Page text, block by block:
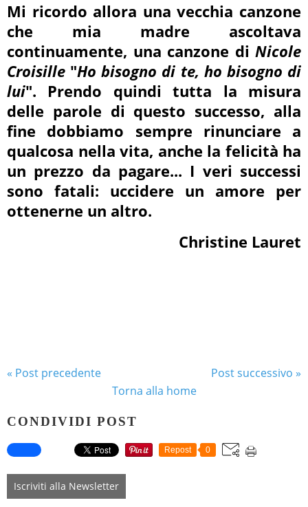
Mi ricordo allora una vecchia canzone
che mia madre ascoltava
continuamente, una canzone di Nicole
Croisille "Ho bisogno di te, ho bisogno di
lui". Prendo quindi tutta la misura
delle parole di questo successo, alla
fine dobbiamo sempre rinunciare a
qualcosa nella vita, anche la felicità ha
un prezzo da pagare... I veri successi
sono fatali: uccidere un amore per
ottenerne un altro.
Christine Lauret
« Post precedente
Post successivo »
Torna alla home
CONDIVIDI POST
Repost 0
Iscriviti alla Newsletter